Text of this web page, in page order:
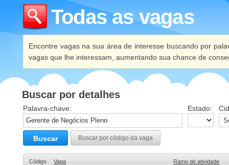
Todas as vagas
Encontre vagas na sua área de interesse buscando por
vagas que lhe interessam, aumentando sua chance de
Buscar por detalhes
Palavra-chave: Estado:
Buscar Buscar por código da vaga
Código Vaga Ramo de atividade